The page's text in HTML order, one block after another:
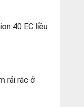
40 EC liều
rải rác ở